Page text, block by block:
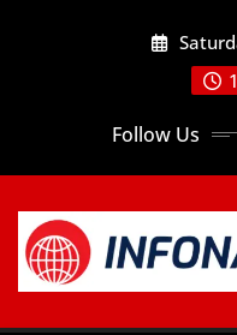
Follow Us